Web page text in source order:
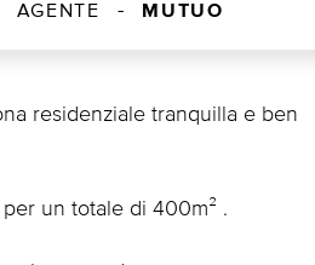
AGENTE MUTUO
residenziale tranquilla e ben
un totale di 400m² .